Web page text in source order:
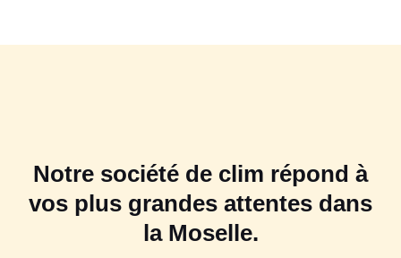
Notre société de clim répond à
vos plus grandes attentes dans
la Moselle.